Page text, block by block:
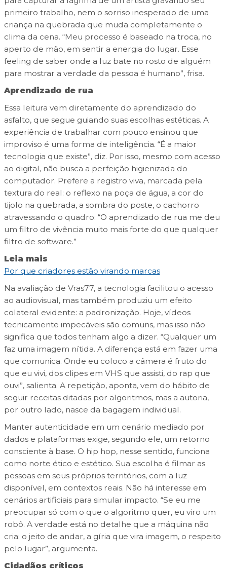
primeiro trabalho, nem o sorriso inesperado de uma
criança na quebrada que muda completamente o
clima da cena. “Meu processo é baseado na troca, no
aperto de mão, em sentir a energia do lugar. Esse
feeling de saber onde a luz bate no rosto de alguém
para mostrar a verdade da pessoa é humano”, frisa.
Aprendizado de rua
Essa leitura vem diretamente do aprendizado do
asfalto, que segue guiando suas escolhas estéticas. A
experiência de trabalhar com pouco ensinou que
improviso é uma forma de inteligência. “É a maior
tecnologia que existe”, diz. Por isso, mesmo com acesso
ao digital, não busca a perfeição higienizada do
computador. Prefere a registro viva, marcada pela
textura do real: o reflexo na poça de água, a cor do
tijolo na quebrada, a sombra do poste, o cachorro
atravessando o quadro: “O aprendizado de rua me deu
um filtro de vivência muito mais forte do que qualquer
filtro de software.”
Leia mais
Por que criadores estão virando marcas
Na avaliação de Vras77, a tecnologia facilitou o acesso
ao audiovisual, mas também produziu um efeito
colateral evidente: a padronização. Hoje, vídeos
tecnicamente impecáveis são comuns, mas isso não
significa que todos tenham algo a dizer. “Qualquer um
faz uma imagem nítida. A diferença está em fazer uma
que comunica. Onde eu coloco a câmera é fruto do
que eu vivi, dos clipes em VHS que assisti, do rap que
ouvi”, salienta. A repetição, aponta, vem do hábito de
seguir receitas ditadas por algoritmos, mas a autoria,
por outro lado, nasce da bagagem individual.
Manter autenticidade em um cenário mediado por
dados e plataformas exige, segundo ele, um retorno
consciente à base. O hip hop, nesse sentido, funciona
como norte ético e estético. Sua escolha é filmar as
pessoas em seus próprios territórios, com a luz
disponível, em contextos reais. Não há interesse em
cenários artificiais para simular impacto. “Se eu me
preocupar só com o que o algoritmo quer, eu viro um
robô. A verdade está no detalhe que a máquina não
cria: o jeito de andar, a gíria que vira imagem, o respeito
pelo lugar”, argumenta.
Cidadãos críticos